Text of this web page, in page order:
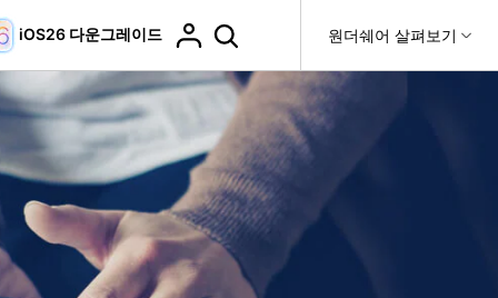
제품
영상, 사진 등 복구
원더쉐어 소개
비즈니스
회사 소개
뉴스룸
플랜 및 가격
티 유틸리티
Dr.Fone
Recoverit
움말 센터 원더쉐어 살펴보기
데이터 복구
WhatsApp 전송
WhatsApp 백업 & 전송
더 보기
DocPassRemover
PDF 잠금 해제 & 제한 제거
사용 방법은 무엇입니까?
사용 가이드
비디오 튜토리얼
고객 지원
도움말 센터
자주 묻는 질문, 문제 해결 및 일반적인 해결 방법을 제
공합니다.
iOS26 다운그레이드